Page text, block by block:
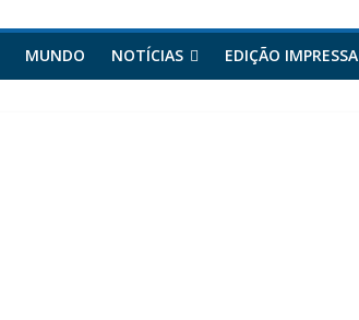
MUNDO NOTÍCIAS EDIÇÃO IMPRESSA